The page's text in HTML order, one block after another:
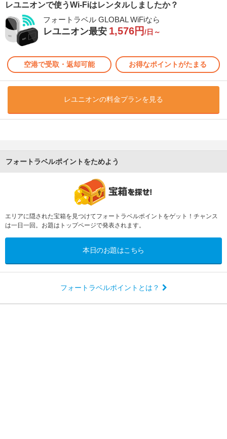
レユニオンで使うWi-Fiはレンタルしましたか？
フォートラベル GLOBAL WiFiなら
レユニオン最安 1,576円/日～
空港で受取・返却可能 お得なポイントがたまる
レユニオンの料金プランを見る
フォートラベルポイントをためよう
エリアに隠された宝箱を見つけてフォートラベルポイントをゲット！チャンス
は一日一回。お題はトップページで発表されます。
本日のお題はこちら
フォートラベルポイントとは？